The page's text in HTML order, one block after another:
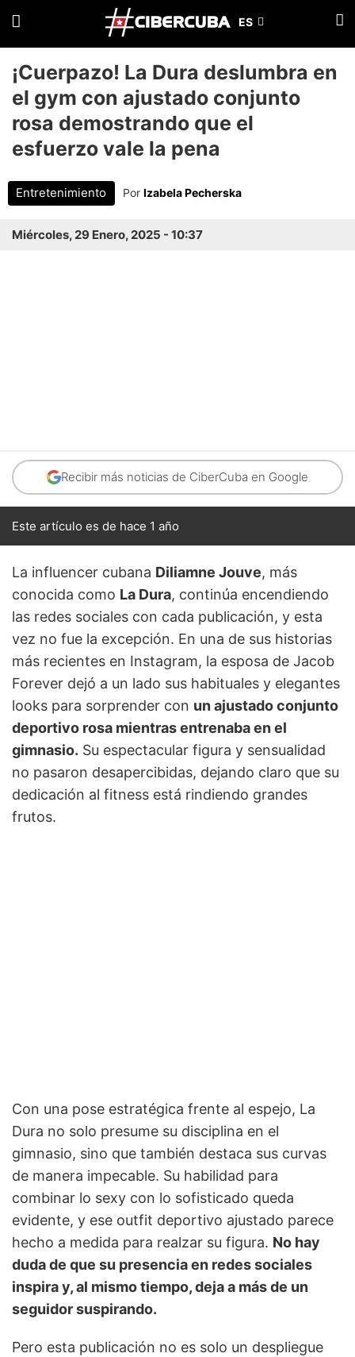
¡Cuerpazo! La Dura deslumbra en
el gym con ajustado conjunto
rosa demostrando que el
esfuerzo vale la pena
Entretenimiento Por Izabela Pecherska
Miércoles, 29 Enero, 2025 - 10:37
Recibir más noticias de CiberCuba en Google
Este artículo es de hace 1 año
La influencer cubana Diliamne Jouve, más
conocida como La Dura, continúa encendiendo
las redes sociales con cada publicación, y esta
vez no fue la excepción. En una de sus historias
más recientes en Instagram, la esposa de Jacob
Forever dejó a un lado sus habituales y elegantes
looks para sorprender con un ajustado conjunto
deportivo rosa mientras entrenaba en el
gimnasio. Su espectacular figura y sensualidad
no pasaron desapercibidas, dejando claro que su
dedicación al fitness está rindiendo grandes
frutos.
Con una pose estratégica frente al espejo, La
Dura no solo presume su disciplina en el
gimnasio, sino que también destaca sus curvas
de manera impecable. Su habilidad para
combinar lo sexy con lo sofisticado queda
evidente, y ese outfit deportivo ajustado parece
hecho a medida para realzar su figura. No hay
duda de que su presencia en redes sociales
inspira y, al mismo tiempo, deja a más de un
seguidor suspirando.
Pero esta publicación no es solo un despliegue